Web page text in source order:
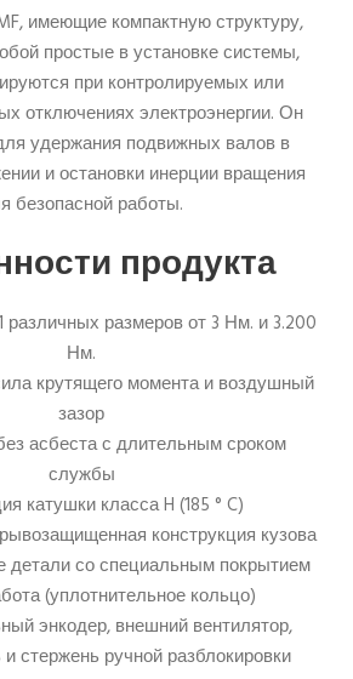
имеющие компактную структуру,
простые в установке системы,
при контролируемых или
отключениях электроэнергии. Он
удержания подвижных валов в
и остановки инерции вращения
безопасной работы.
продукта
различных размеров от 3 Нм. и 3.200
Нм.
крутящего момента и воздушный
зазор
асбеста с длительным сроком
службы
катушки класса H (185 ° C)
конструкция кузова
со специальным покрытием
(уплотнительное кольцо)
энкодер, внешний вентилятор,
стержень ручной разблокировки